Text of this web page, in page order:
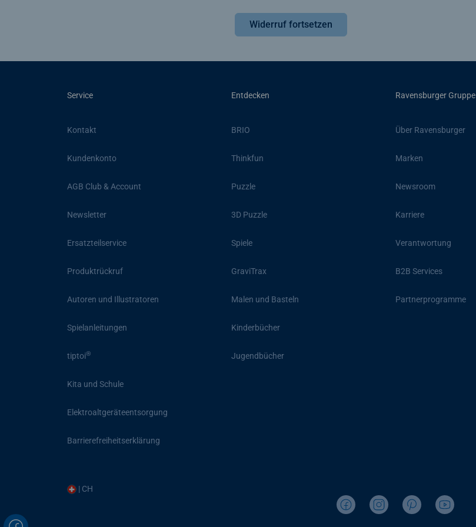
Widerruf fortsetzen
Service
Kontakt
Kundenkonto
AGB Club & Account
Newsletter
Ersatzteilservice
Produktrückruf
Autoren und Illustratoren
Spielanleitungen
tiptoi®
Kita und Schule
Elektroaltgeräteentsorgung
Barrierefreiheitserklärung
Entdecken
BRIO
Thinkfun
Puzzle
3D Puzzle
Spiele
GraviTrax
Malen und Basteln
Kinderbücher
Jugendbücher
Ravensburger Gruppe
Über Ravensburger
Marken
Newsroom
Karriere
Verantwortung
B2B Services
Partnerprogramme
| CH